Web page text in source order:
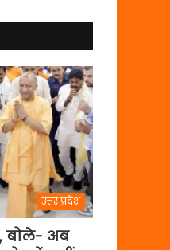
उत्तर प्रदेश
बोले- अब